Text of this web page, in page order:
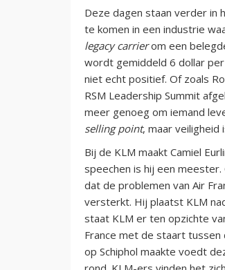
Deze dagen staan verder in
te komen in een industrie
legacy carrierom een
wordt gemiddeld 6 dollar
niet echt positief. Of zoals
RSM Leadership Summit
meer genoeg om iemand
selling point, maar veiligheid
Bij de KLM maakt Camiel
speechen is hij een
dat de problemen van Air
versterkt. Hij plaatst KLM
staat KLM er ten opzichte
France met de staart tussen
op Schiphol maakte voedt